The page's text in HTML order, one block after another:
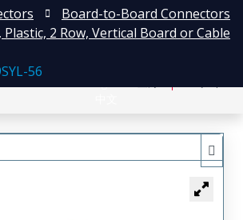
Board-to-Board Connectors
2 Row, Vertical Board or Cable
56